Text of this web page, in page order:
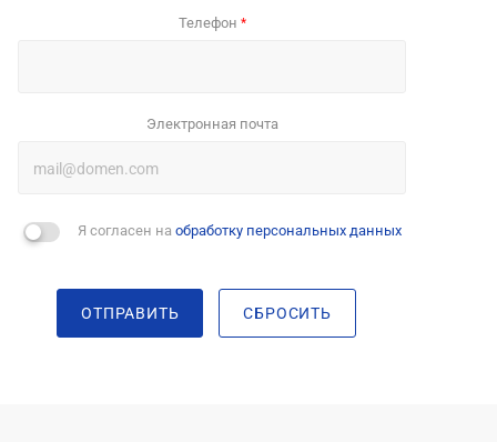
Телефон *
Электронная почта
Я согласен на обработку персональных данных
ОТПРАВИТЬ СБРОСИТЬ